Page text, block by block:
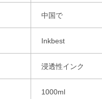
中国で
Inkbest
浸透性インク
1000ml